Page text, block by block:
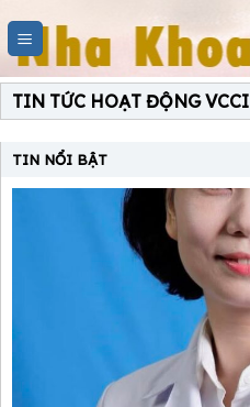
content
TIN TỨC HOẠT ĐỘNG VCCI
TIN NỔI BẬT